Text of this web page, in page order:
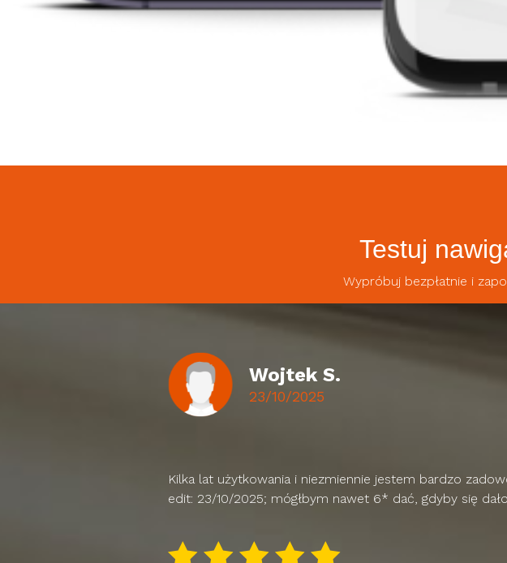
Testuj
Wypróbuj bezpłatnie i
Wojtek S.
23/10/2025
Kilka lat użytkowania i niezmiennie jestem bardzo
edit: 23/10/2025; mógłbym nawet 6* dać, gdyby się